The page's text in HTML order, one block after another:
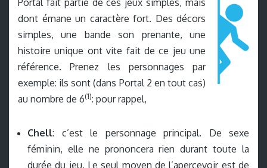
dont émane un caractère fort. Des décors
simples, une bande son prenante, une
histoire unique ont vite fait de ce jeu une
référence. Prenez les personnages par
exemple: ils sont (dans Portal 2 en tout cas)
au nombre de 6(1): pour rappel,
Chell: c’est le personnage principal. De sexe
féminin, elle ne prononcera rien durant toute la
durée du jeu. Le seul moyen de l’apercevoir est de